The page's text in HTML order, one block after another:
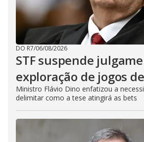
DO R7/06/08/2026
STF suspende
exploração de jogos
Ministro Flávio Dino enfatizou a
delimitar como a tese atingirá as bets